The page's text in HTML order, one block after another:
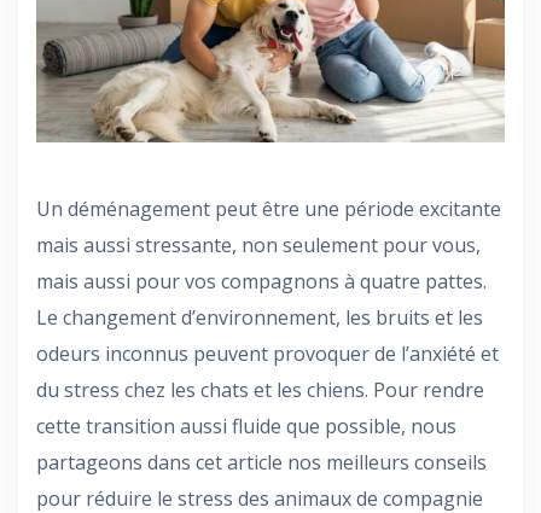
Un déménagement peut être une période excitante
mais aussi stressante, non seulement pour vous,
mais aussi pour vos compagnons à quatre pattes.
Le changement d’environnement, les bruits et les
odeurs inconnus peuvent provoquer de l’anxiété et
du stress chez les chats et les chiens. Pour rendre
cette transition aussi fluide que possible, nous
partageons dans cet article nos meilleurs conseils
pour réduire le stress des animaux de compagnie